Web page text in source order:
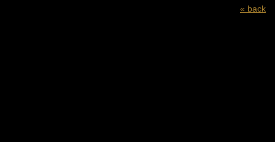
« back